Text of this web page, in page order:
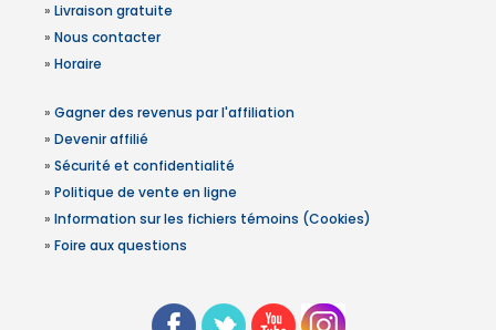
» Livraison gratuite
» Nous contacter
» Horaire
» Gagner des revenus par l'affiliation
» Devenir affilié
» Sécurité et confidentialité
» Politique de vente en ligne
» Information sur les fichiers témoins (Cookies)
» Foire aux questions